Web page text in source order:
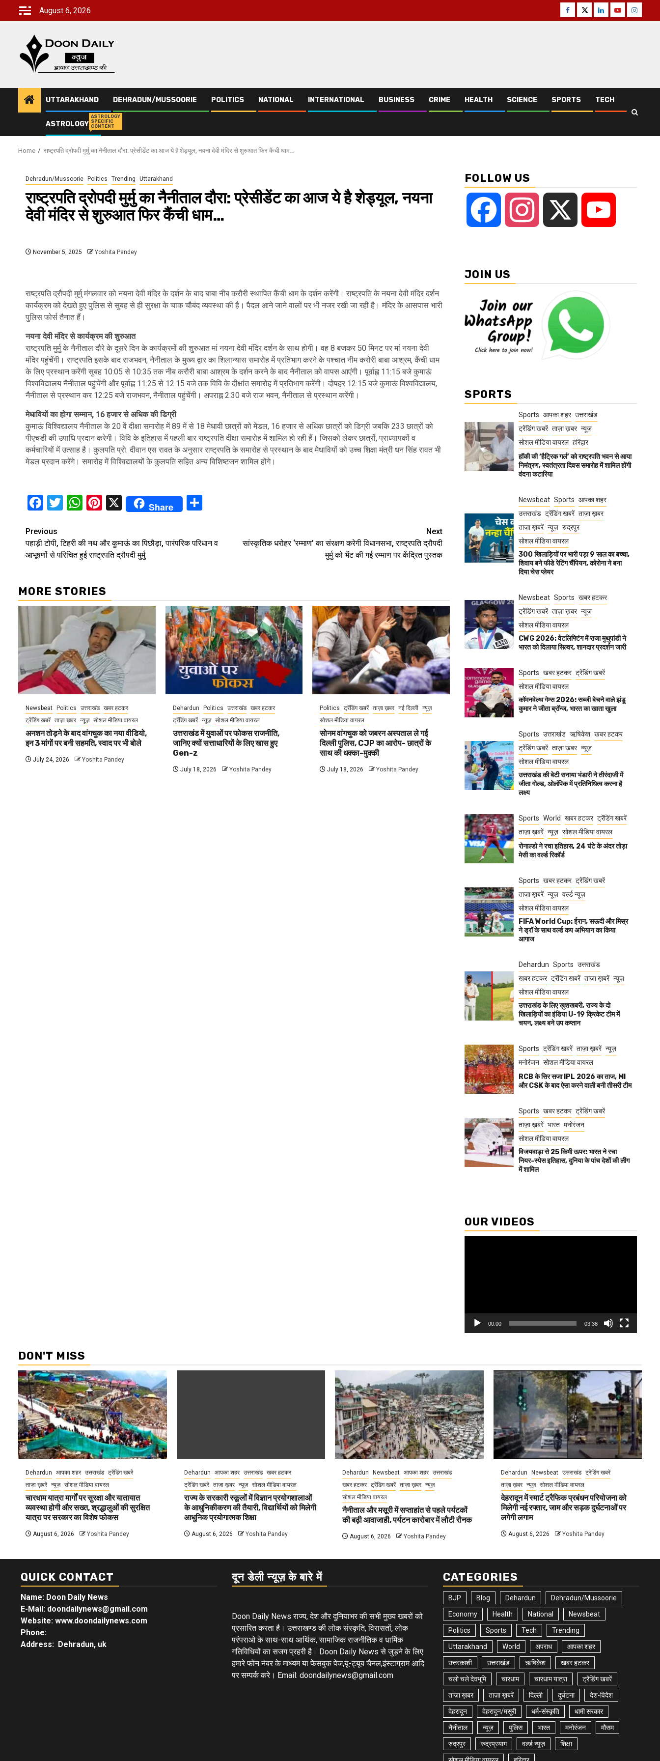
August 6, 2026 Facebook
TwitterLinkedinYoutube
UTTARAKHAND DEHRADUN/MUSSOORIE POLITICS NATIONAL INTERNATIONAL BUSINESS CRIME HEALTH SCIENCE SPORTS TECH
ASTROLOGY
ASTROLOGY
SPECIFIC
CONTENT
Home राष्ट्रपति द्रोपदी मुर्मु का नैनीताल दौरा: प्रेसीडेंट का आज ये है शेड्यूल, नयना देवी मंदिर से शुरुआत फिर कैंची धाम…
Dehradun/Mussoorie Politics Trending Uttarakhand
राष्ट्रपति द्रोपदी मुर्मु का नैनीताल दौरा: प्रेसीडेंट का आज ये है शेड्यूल, नयना
देवी मंदिर से शुरुआत फिर कैंची धाम…
November 5, 2025 Yoshita Pandey
राष्ट्रपति द्रौपदी मुर्मु मंगलवार को नयना देवी मंदिर के दर्शन के बाद बाबा नीब करौरी स्थापित कैंची धाम के दर्शन करेंगी। राष्ट्रपति के नयना देवी मंदिर दर्शन
कार्यक्रम को देखते हुए पुलिस से सुबह से ही सुरक्षा के चाक चौबंद व्यवस्था की है। पैदल आने जाने वालों पर भी नजर रखी जा रही है। मंदिर के आसपास भारी
पुलिस फोर्स तैनात हैं।
नयना देवी मंदिर से कार्यक्रम की शुरुआत
राष्ट्रपति मुर्मु के नैनीताल दौरे के दूसरे दिन के कार्यक्रमों की शुरुआत मां नयना देवी मंदिर दर्शन के साथ होगी। वह 8 बजकर 50 मिनट पर मां नयना देवी
मंदिर पहुंचेंगी। राष्ट्रपति इसके बाद राजभवन, नैनीताल के मुख्य द्वार का शिलान्यास समारोह में प्रतिभाग करने के पश्चात नीम करोरी बाबा आश्रम, कैंची धाम
के लिए प्रस्थान करेंगी सुबह 10:05 से 10:35 तक नीब करौरी बाबा आश्रम के दर्शन करने के बाद नैनीताल को वापस आएंगी। पूर्वाह्न 11:15 बजे कुमाऊं
विश्वविद्यालय नैनीताल पहुंचेंगी और पूर्वाह्न 11:25 से 12:15 बजे तक विवि के दीक्षांत समारोह में प्रतिभाग करेंगी। दोपहर 12:15 बजे कुमाऊं विश्वविद्यालय,
नैनीताल से प्रस्थान कर 12:25 बजे राजभवन, नैनीताल पहुंचेंगी। अपराह्न 2:30 बजे राज भवन, नैनीताल से प्रस्थान करेंगी।
मेधावियों का होगा सम्मान, 16 हजार से अधिक की डिग्री
कुमाऊं विश्विद्यालय नैनीताल के 20 वें दीक्षा समारोह में 89 में से 18 मेधावी छात्रों को मेडल, 16 हजार से अधिक छात्रों को डिग्री जबकि 233 छात्रों को
पीएचडी की उपाधि प्रदान करेगी। विवि के इतिहास में पहली बार राष्ट्रपति दीक्षा समारोह में शामिल हो रही हैं। जिसको लेकर छात्रों, प्राध्यापकों व
कर्मचारियों में उत्साह है। कुलपति प्रो. दीवान एस रावत के अनुसार राष्ट्रपति के समारोह से प्रस्थान के बाद मेधावियों को उच्च शिक्षा मंत्री धन सिंह रावत भी
मेडल प्रदान करेंगे। समारोह में विश्विद्यालयों के कुलपति सहित अन्य विशिष्टजन शामिल होंगे।
Facebook
Twitter
WhatsApp
Pinterest
X Share
Continue
Reading
Previous
पहाड़ी टोपी, टिहरी की नथ और कुमाऊं का पिछौड़ा, पारंपरिक परिधान व
आभूषणों से परिचित हुई राष्ट्रपति द्रौपदी मुर्मु
Next
सांस्कृतिक धरोहर ‘रम्माण’ का संरक्षण करेगी विधानसभा, राष्ट्रपति द्रौपदी
मुर्मु को भेंट की गई रम्माण पर केंद्रित पुस्तक
MORE STORIES
Newsbeat Politics उत्तराखंड खबर हटकर
ट्रेंडिंग खबरें ताज़ा ख़बर न्यूज़ सोशल मीडिया वायरल
अनशन तोड़ने के बाद वांगचुक का नया वीडियो,
इन 3 मांगों पर बनी सहमति, स्वाद पर भी बोले
July 24, 2026 Yoshita Pandey
Dehardun Politics उत्तराखंड खबर हटकर
ट्रेंडिंग खबरें न्यूज़ सोशल मीडिया वायरल
उत्तराखंड में युवाओं पर फोकस राजनीति,
जानिए क्यों सत्ताधारियों के लिए खास हुए
Gen-z
July 18, 2026 Yoshita Pandey
Politics ट्रेंडिंग खबरें ताज़ा ख़बर नई दिल्ली न्यूज़
सोशल मीडिया वायरल
सोनम वांगचुक को जबरन अस्पताल ले गई
दिल्ली पुलिस, CJP का आरोप- छात्रों के
साथ की धक्का-मुक्की
July 18, 2026 Yoshita Pandey
FOLLOW US
Facebook Instagram
JOIN US
SPORTS
Sports आपका शहर उत्तराखंड
ट्रेंडिंग खबरें ताज़ा ख़बर न्यूज़
सोशल मीडिया वायरल हरिद्वार
हॉकी की ‘हैट्रिक गर्ल’ को राष्ट्रपति भवन से आया
निमंत्रण, स्वतंत्रता दिवस समारोह में शामिल होंगी
वंदना कटारिया
Newsbeat Sports आपका शहर
उत्तराखंड ट्रेंडिंग खबरें ताज़ा ख़बर
ताज़ा ख़बरें न्यूज़ रुद्रपुर
सोशल मीडिया वायरल
300 खिलाड़ियों पर भारी पड़ा 9 साल का बच्चा,
शिवाय बने फीडे रेटिंग चैंपियन, कोरोना ने बना
दिया चेस प्लेयर
Newsbeat Sports खबर हटकर
ट्रेंडिंग खबरें ताज़ा ख़बर न्यूज़
सोशल मीडिया वायरल
CWG 2026: वेटलिफ्टिंग में राजा मुथुपांडी ने
भारत को दिलाया सिल्वर, शानदार प्रदर्शन जारी
Sports खबर हटकर ट्रेंडिंग खबरें
सोशल मीडिया वायरल
कॉमनवेल्थ गेम्स 2026: सब्जी बेचने वाले झंडू
कुमार ने जीता ब्रॉन्ज, भारत का खाता खुला
Sports उत्तराखंड ऋषिकेश खबर हटकर
ट्रेंडिंग खबरें ताज़ा ख़बर न्यूज़
सोशल मीडिया वायरल
उत्तराखंड की बेटी सनाया भंडारी ने तीरंदाजी में
जीता गोल्ड, ओलंपिक में प्रतिनिधित्व करना है
लक्ष्य
Sports World खबर हटकर ट्रेंडिंग खबरें
ताज़ा ख़बरें न्यूज़ सोशल मीडिया वायरल
रोनाल्डो ने रचा इतिहास, 24 घंटे के अंदर तोड़ा
मेसी का वर्ल्ड रिकॉर्ड
Sports खबर हटकर ट्रेंडिंग खबरें
ताज़ा ख़बरें न्यूज़ वर्ल्ड न्यूज़
सोशल मीडिया वायरल
FIFA World Cup: ईरान, सऊदी और मिस्र
ने ड्रॉ के साथ वर्ल्ड कप अभियान का किया
आगाज
Dehardun Sports उत्तराखंड
खबर हटकर ट्रेंडिंग खबरें ताज़ा ख़बरें न्यूज़
सोशल मीडिया वायरल
उत्तराखंड के लिए खुशखबरी, राज्य के दो
खिलाड़ियों का इंडिया U-19 क्रिकेट टीम में
चयन, लक्ष्य बने उप कप्तान
Sports ट्रेंडिंग खबरें ताज़ा ख़बरें न्यूज़
मनोरंजन सोशल मीडिया वायरल
RCB के सिर सजा IPL 2026 का ताज, MI
और CSK के बाद ऐसा करने वाली बनी तीसरी टीम
Sports खबर हटकर ट्रेंडिंग खबरें
ताज़ा ख़बरें भारत मनोरंजन
सोशल मीडिया वायरल
विजयवाड़ा से 25 किमी ऊपर: भारत ने रचा
नियर-स्पेस इतिहास, दुनिया के पांच देशों की लीग
में शामिल
OUR VIDEOS
00:00 03:38
DON'T MISS
Dehardun आपका शहर उत्तराखंड ट्रेंडिंग खबरें
ताज़ा ख़बरें न्यूज़ सोशल मीडिया वायरल
चारधाम यात्रा मार्गों पर सुरक्षा और यातायात
व्यवस्था होगी और सख्त, श्रद्धालुओं की सुरक्षित
यात्रा पर सरकार का विशेष फोकस
August 6, 2026 Yoshita Pandey
Dehardun आपका शहर उत्तराखंड
खबर हटकर
ट्रेंडिंग खबरें
ताज़ा ख़बर न्यूज़ सोशल मीडिया वायरल
राज्य के सरकारी स्कूलों में विज्ञान प्रयोगशालाओं
के आधुनिकीकरण की तैयारी, विद्यार्थियों को मिलेगी
आधुनिक प्रयोगात्मक शिक्षा
August 6, 2026 Yoshita Pandey
Dehardun Newsbeat आपका शहर उत्तराखंड
खबर हटकर ट्रेंडिंग खबरें ताज़ा ख़बर न्यूज़
सोशल मीडिया वायरल
नैनीताल और मसूरी में सप्ताहांत से पहले पर्यटकों
की बढ़ी आवाजाही, पर्यटन कारोबार में लौटी रौनक
August 6, 2026 Yoshita Pandey
Dehardun Newsbeat उत्तराखंड
ट्रेंडिंग खबरें
ताज़ा ख़बर
न्यूज़ सोशल मीडिया वायरल
देहरादून में स्मार्ट ट्रैफिक प्रबंधन परियोजना को
मिलेगी नई रफ्तार, जाम और सड़क दुर्घटनाओं पर
लगेगी लगाम
August 6, 2026 Yoshita Pandey
QUICK CONTACT
Name: Doon Daily News
E-Mail: doondailynews@gmail.com
Website: www.doondailynews.com
Phone:
Address: Dehradun, uk
दून डेली न्यूज़ के बारे में
Doon Daily News राज्य, देश और दुनियाभर की सभी मुख्य खबरों को
प्रसारित करता है। उत्तराखण्ड की लोक संस्कृति, विरासतों, लोक
परंपराओ के साथ-साथ आर्थिक, सामाजिक राजनीतिक व धार्मिक
गतिविधियों का सजग प्रहरी है। Doon Daily News से जुड़ने के लिए
हमारे फोन नंबर के माध्यम या फेसबुक पेज,यू-ट्यूब चैनल,इंस्टाग्राम आदि
पर सम्पर्क करे। Email: doondailynews@gmail.com
CATEGORIES
BJP Blog Dehardun Dehradun/Mussoorie
Economy Health National Newsbeat
Politics Sports Tech Trending
Uttarakhand World अपराध आपका शहर
उत्तरकाशी उत्तराखंड ऋषिकेश खबर हटकर
चलो चले देवभूमि चारधाम चारधाम यात्रा ट्रेंडिंग खबरें
ताज़ा ख़बर ताज़ा ख़बरें दिल्ली दुर्घटना देश-विदेश
देहरादून देहरादून/मसूरी धर्म-संस्कृति धामी सरकार
नैनीताल न्यूज़ पुलिस भारत मनोरंजन मौसम
रुद्रपुर रुद्रप्रयाग वर्ल्ड न्यूज़ शिक्षा